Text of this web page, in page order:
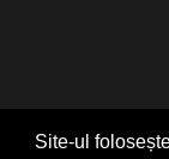
Site-ul